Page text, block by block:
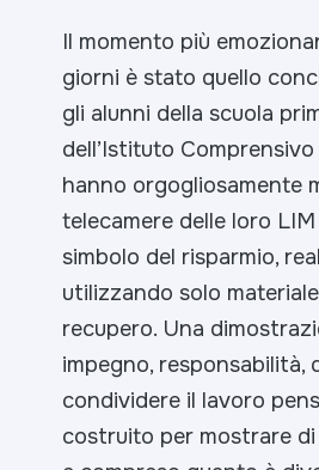
Il momento più
giorni è stato quello
gli alunni della scuola
dell’Istituto
hanno orgogliosamente
telecamere delle loro
simbolo del risparmio,
utilizzando solo
recupero. Una
impegno, responsabilità,
condividere il lavoro
costruito per mostrare